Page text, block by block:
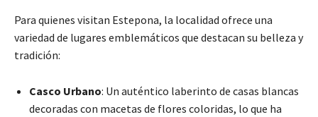
Para quienes visitan Estepona, la localidad ofrece una
variedad de lugares emblemáticos que destacan su belleza y
tradición:
Casco Urbano: Un auténtico laberinto de casas blancas
decoradas con macetas de flores coloridas, lo que ha